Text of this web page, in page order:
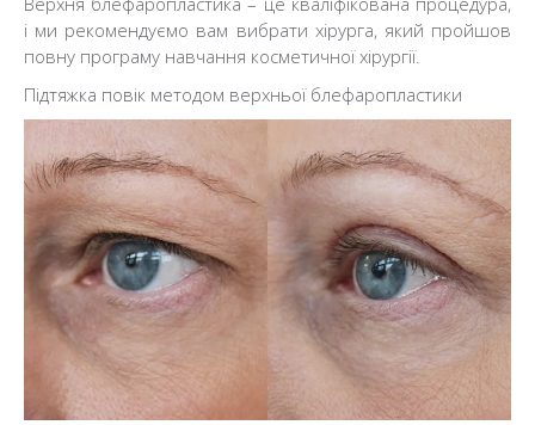
і ми рекомендуємо вам вибрати хірурга, який пройшов
повну програму навчання косметичної хірургії.
Підтяжка повік методом верхньої блефаропластики